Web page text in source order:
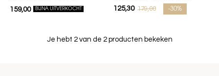
159,00 BIJNA UITVERKOCHT 125,30 179,00 -30%
Je hebt 2 van de 2 producten bekeken